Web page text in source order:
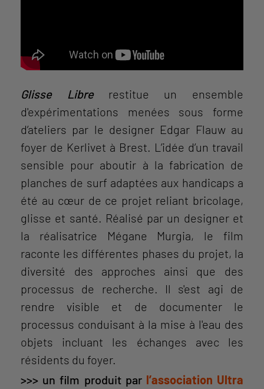
Glisse Librerestitue un ensemble
d'expérimentations menées sous forme
d’ateliers par le designer Edgar Flauw au
foyer de Kerlivet à Brest. L’idée d’un travail
sensible pour aboutir à la fabrication de
planches de surf adaptées aux handicaps a
été au cœur de ce projet reliant bricolage,
glisse et santé. Réalisé par un designer et
la réalisatrice Mégane Murgia, le film
raconte les différentes phases du projet, la
diversité des approches ainsi que des
processus de recherche. Il s'est agi de
rendre visible et de documenter le
processus conduisant à la mise à l'eau des
objets incluant les échanges avec les
résidents du foyer.
>>> un film produit par l’association Ultra